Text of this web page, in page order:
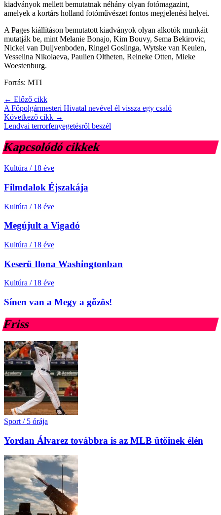
kiadványok mellett bemutatnak néhány olyan fotómagazint,
amelyek a kortárs holland fotóművészet fontos megjelenési helyei.
A Pages kiállításon bemutatott kiadványok olyan alkotók munkáit
mutatják be, mint Melanie Bonajo, Kim Bouvy, Sema Bekirovic,
Nickel van Duijvenboden, Ringel Goslinga, Wytske van Keulen,
Vesselina Nikolaeva, Paulien Oltheten, Reineke Otten, Mieke
Woestenburg.
Forrás: MTI
← Előző cikk
A Főpolgármesteri Hivatal nevével él vissza egy csaló
Következő cikk →
Lendvai terrorfenyegetésről beszél
Kapcsolódó cikkek
Kultúra / 18 éve
Filmdalok Éjszakája
Kultúra / 18 éve
Megújult a Vigadó
Kultúra / 18 éve
Keserü Ilona Washingtonban
Kultúra / 18 éve
Sínen van a Megy a gőzös!
Friss
Sport / 5 órája
Yordan Álvarez továbbra is az MLB ütőinek élén